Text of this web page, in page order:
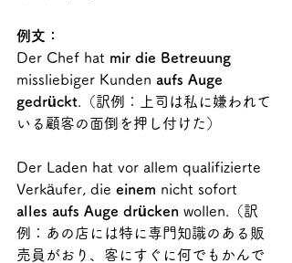
例文：
Der Chef hat mir die Betreuung
missliebiger Kunden aufs Auge
gedrückt .（訳例：上司は私に嫌われて
いる顧客の面倒を押し付けた）
Der Laden hat vor allem qualifizierte
Verkäufer, die einem nicht sofort
alles aufs Auge drücken wollen.（訳
例：あの店には特に専門知識のある販
売員がおり、客にすぐに何でもかんで